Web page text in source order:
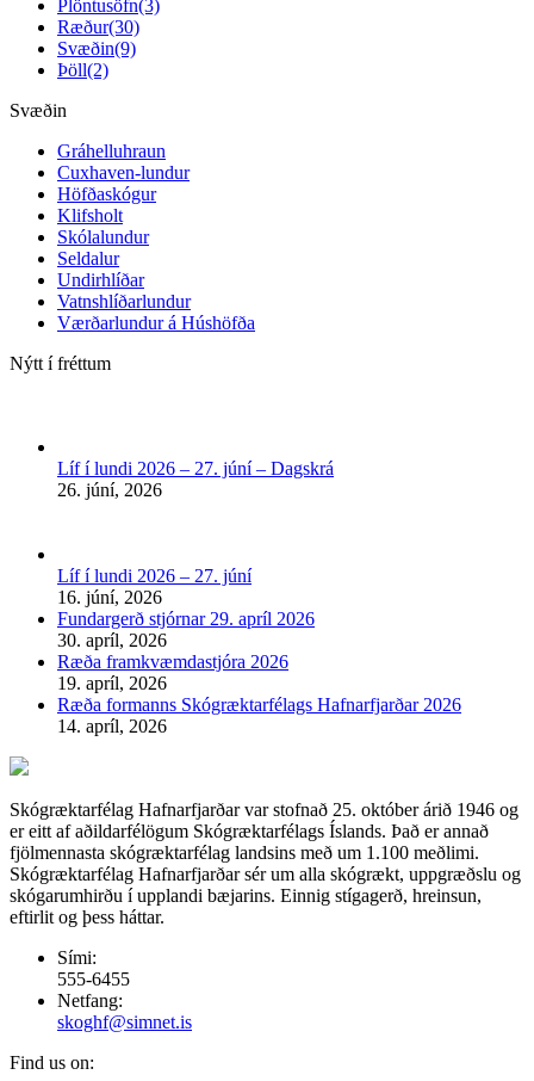
Plöntusöfn(3)
Ræður(30)
Svæðin(9)
Þöll(2)
Svæðin
Gráhelluhraun
Cuxhaven-lundur
Höfðaskógur
Klifsholt
Skólalundur
Seldalur
Undirhlíðar
Vatnshlíðarlundur
Værðarlundur á Húshöfða
Nýtt í fréttum
Líf í lundi 2026 – 27. júní – Dagskrá
26. júní, 2026
Líf í lundi 2026 – 27. júní
16. júní, 2026
Fundargerð stjórnar 29. apríl 2026
30. apríl, 2026
Ræða framkvæmdastjóra 2026
19. apríl, 2026
Ræða formanns Skógræktarfélags Hafnarfjarðar 2026
14. apríl, 2026
Skógræktarfélag Hafnarfjarðar var stofnað 25. október árið 1946 og
er eitt af aðildarfélögum Skógræktarfélags Íslands. Það er annað
fjölmennasta skógræktarfélag landsins með um 1.100 meðlimi.
Skógræktarfélag Hafnarfjarðar sér um alla skógrækt, uppgræðslu og
skógarumhirðu í upplandi bæjarins. Einnig stígagerð, hreinsun,
eftirlit og þess háttar.
Sími:
555-6455
Netfang:
skoghf@simnet.is
Find us on: